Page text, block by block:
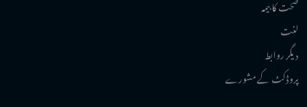
صحت کا بیمہ
لغت
دیگر روابط
پروڈکٹ کے مشورے